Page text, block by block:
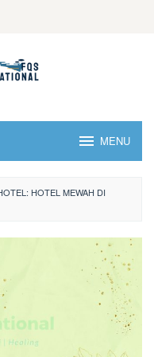
MENU
HOTEL MEWAH DI